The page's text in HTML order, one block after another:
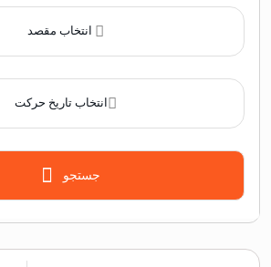
انتخاب تاریخ حرکت
جستجو